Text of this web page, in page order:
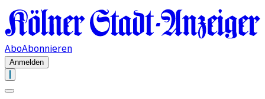
AboAbonnieren
Anmelden